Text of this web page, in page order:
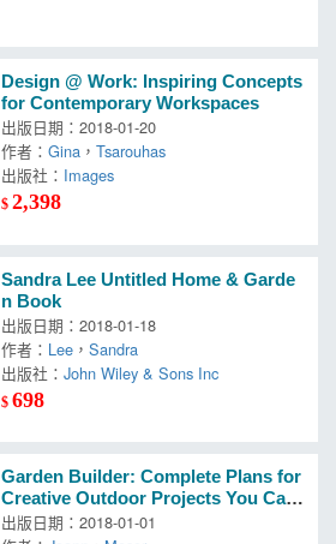
Design @ Work: Inspiring Concepts
for Contemporary Workspaces
出版日期：2018-01-20
作者：Gina ，Tsarouhas
出版社： Images
$2,398
Sandra Lee Untitled Home & Garde
n Book
出版日期：2018-01-18
作者： Lee ，Sandra
出版社：John Wiley & Sons Inc
$698
Garden Builder: Complete Plans for
Creative Outdoor Projects You Can
Build
出版日期：2018-01-01